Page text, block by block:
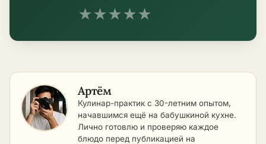
★★★★★
Артём
Кулинар-практик с 30-летним опытом,
начавшимся ещё на бабушкиной кухне.
Лично готовлю и проверяю каждое
блюдо перед публикацией на